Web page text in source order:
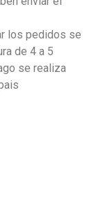
los pedidos se
de 4 a 5
se realiza